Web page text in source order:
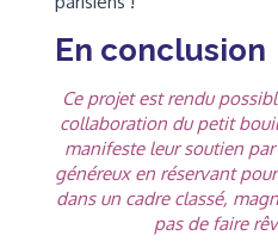
En conclusion
Ce projet est rendu
collaboration du petit
manifeste leur soutien
généreux en réservant
dans un cadre classé,
pas de faire